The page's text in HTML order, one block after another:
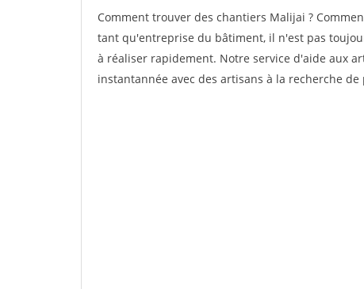
Comment trouver des chantiers Malijai ?
tant qu'entreprise du bâtiment, il n'est pas
à réaliser rapidement. Notre service d'aide aux
instantannée avec des artisans à la recherche